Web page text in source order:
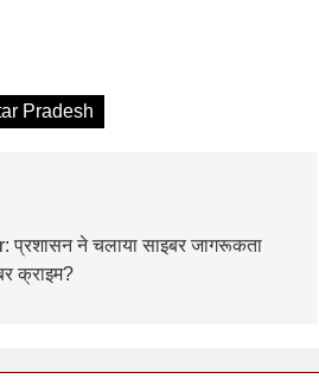
Pradesh
ने चलाया साइबर जागरूकता
क्राइम?